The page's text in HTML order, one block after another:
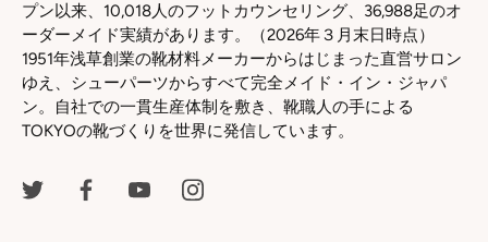
プン以来、10,018人のフットカウンセリング、36,988足のオ
ーダーメイド実績があります。（2026年３月末日時点）
1951年浅草創業の靴材料メーカーからはじまった直営サロン
ゆえ、シューパーツからすべて完全メイド・イン・ジャパ
ン。自社での一貫生産体制を敷き、靴職人の手による
TOKYOの靴づくりを世界に発信しています。